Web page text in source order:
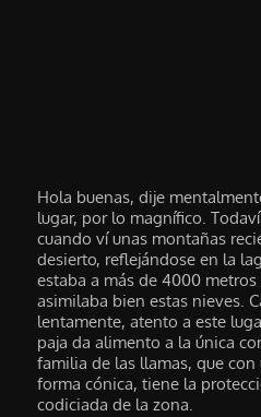
Hola buenas, dije
lugar, por lo magnífico.
cuando ví unas montañas
desierto, reflejándose en la
estaba a más de 4000
asimilaba bien estas nieves.
lentamente, atento a este
paja da alimento a la única
familia de las llamas, que con
forma cónica, tiene la
codiciada de la zona.